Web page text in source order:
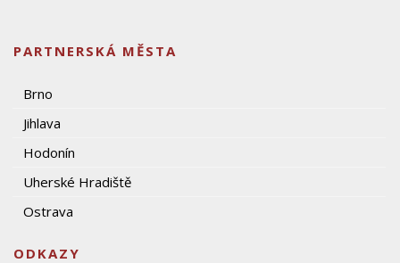
PARTNERSKÁ MĚSTA
Brno
Jihlava
Hodonín
Uherské Hradiště
Ostrava
ODKAZY